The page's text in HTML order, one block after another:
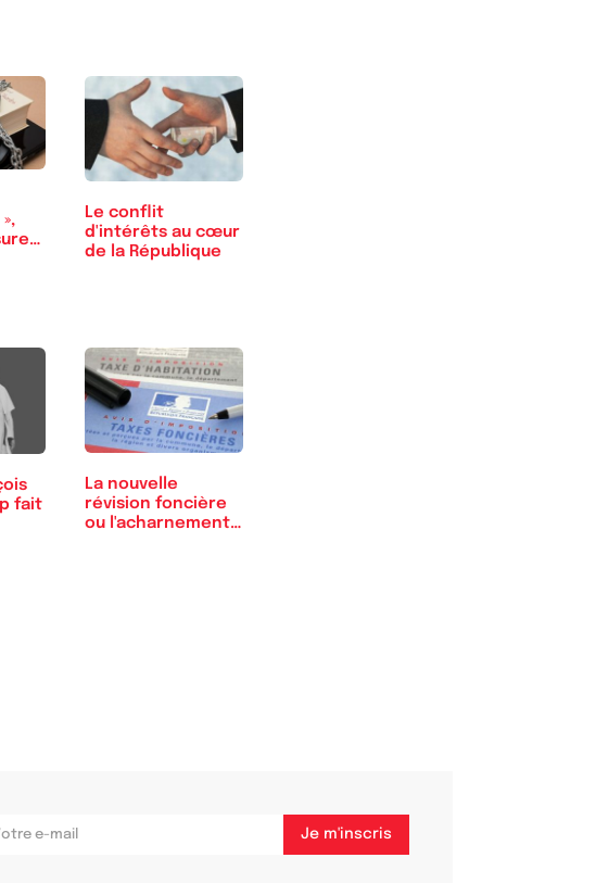
Le conflit
d'intérêts au cœur
de la République
fait
La nouvelle
révision foncière
ou l'acharnement